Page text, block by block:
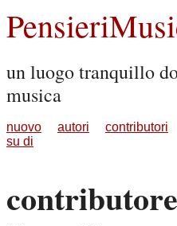
un luogo tranquillo
musica
nuovo autori contributori
su di